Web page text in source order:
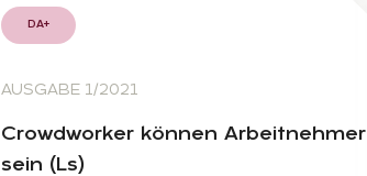
DA+
AUSGABE 1/2021
Crowd­wor­ker kön­nen Ar­beit­neh­mer
sein (Ls)